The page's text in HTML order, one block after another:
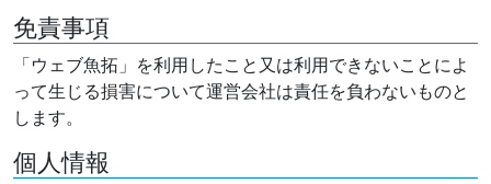
免責事項
「ウェブ魚拓」を利用したこと又は利用できないことによ
って生じる損害について運営会社は責任を負わないものと
します。
個人情報